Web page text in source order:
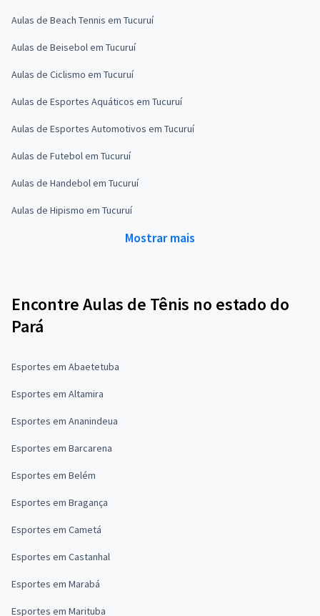
Aulas de Beach Tennis em Tucuruí
Aulas de Beisebol em Tucuruí
Aulas de Ciclismo em Tucuruí
Aulas de Esportes Aquáticos em Tucuruí
Aulas de Esportes Automotivos em Tucuruí
Aulas de Futebol em Tucuruí
Aulas de Handebol em Tucuruí
Aulas de Hipismo em Tucuruí
Mostrar mais
Encontre Aulas de Tênis no estado do
Pará
Esportes em Abaetetuba
Esportes em Altamira
Esportes em Ananindeua
Esportes em Barcarena
Esportes em Belém
Esportes em Bragança
Esportes em Cametá
Esportes em Castanhal
Esportes em Marabá
Esportes em Marituba